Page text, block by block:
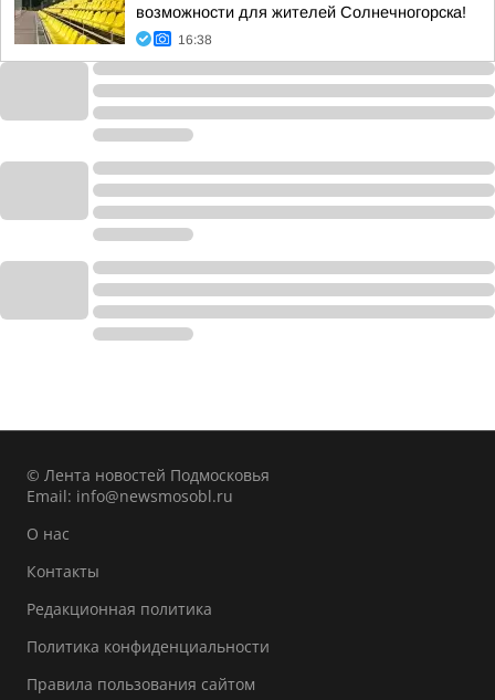
возможности для жителей Солнечногорска!
16:38
© Лента новостей Подмосковья
Email: info@newsmosobl.ru
О нас
Контакты
Редакционная политика
Политика конфиденциальности
Правила пользования сайтом